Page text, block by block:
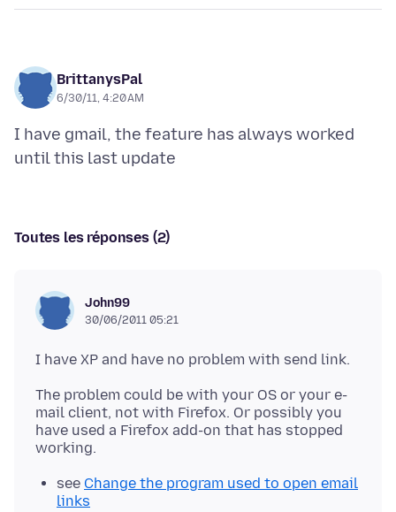
BrittanysPal
6/30/11, 4:20 AM
I have gmail, the feature has always worked
Toutes les réponses (2)
John99
30/06/2011 05:21
The problem could be with your OS or your e-
mail client, not with Firefox. Or possibly you
have used a Firefox add-on that has stopped
see Change the program used to open email
links